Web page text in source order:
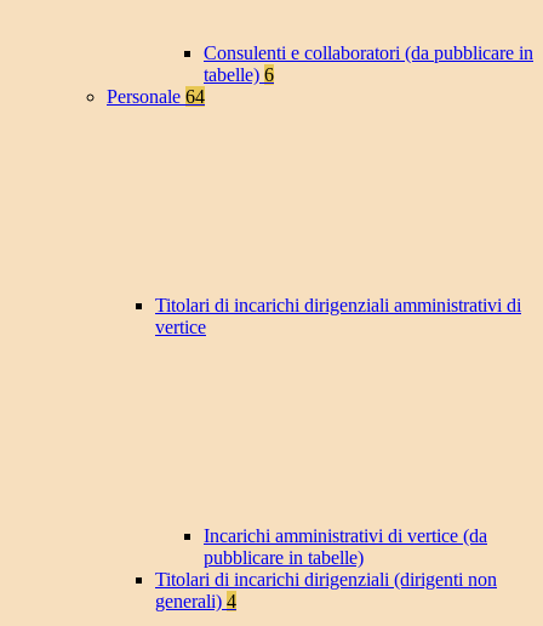
Consulenti e collaboratori (da pubblicare in
tabelle) 6
Personale 64
Titolari di incarichi dirigenziali amministrativi di
vertice
Incarichi amministrativi di vertice (da
pubblicare in tabelle)
Titolari di incarichi dirigenziali (dirigenti non
generali) 4